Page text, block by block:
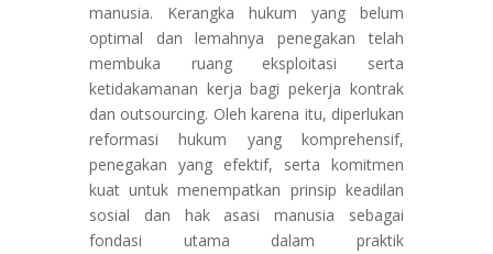
manusia. Kerangka hukum yang belum
optimal dan lemahnya penegakan telah
membuka ruang eksploitasi serta
ketidakamanan kerja bagi pekerja kontrak
dan outsourcing. Oleh karena itu, diperlukan
reformasi hukum yang komprehensif,
penegakan yang efektif, serta komitmen
kuat untuk menempatkan prinsip keadilan
sosial dan hak asasi manusia sebagai
fondasi utama dalam praktik